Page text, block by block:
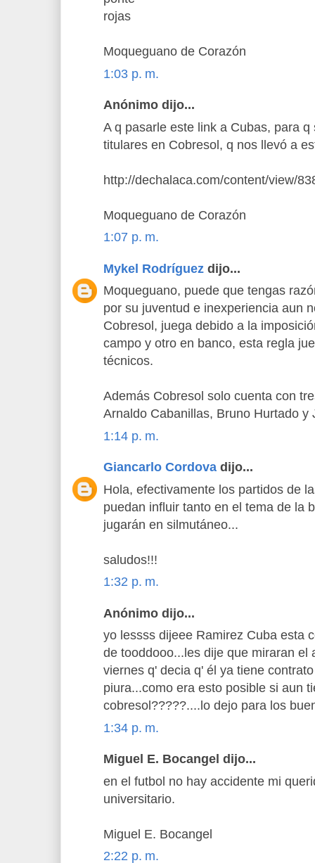
rojas
Moqueguano de Corazón
1:03 p. m.
Anónimo dijo...
A q pasarle este link a Cubas, para
titulares en Cobresol, q nos llevó a
http://dechalaca.com/content/view/
Moqueguano de Corazón
1:07 p. m.
Mykel Rodríguez dijo...
Moqueguano, puede que tengas
por su juventud e inexperiencia aun
Cobresol, juega debido a la
campo y otro en banco, esta regla
técnicos.
Además Cobresol solo cuenta con
Arnaldo Cabanillas, Bruno Hurtado y
1:14 p. m.
Giancarlo Cordova dijo...
Hola, efectivamente los partidos de
puedan influir tanto en el tema de la
jugarán en silmutáneo...
saludos!!!
1:32 p. m.
Anónimo dijo...
yo lessss dijeee Ramirez Cuba esta
de tooddooo...les dije que miraran el
viernes q' decia q' él ya tiene
piura...como era esto posible si aun
cobresol?????....lo dejo para los
1:34 p. m.
Miguel E. Bocangel dijo...
en el futbol no hay accidente mi
universitario.
Miguel E. Bocangel
2:22 p. m.